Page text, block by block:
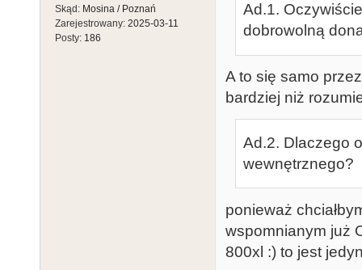
Skąd: Mosina / Poznań
Zarejestrowany: 2025-03-11
Posty: 186
Ad.1.
dobrowolną
A to się samo
bardziej niż
Ad.2. Dlaczego
wewnętrznego?
ponieważ
wspomnianym już
800xl :) to jest